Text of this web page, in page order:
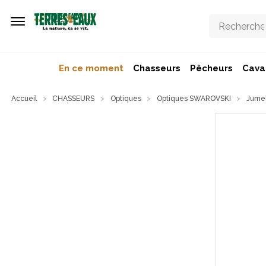
En ce moment Chasseurs Pêcheurs
Accueil CHASSEURS Optiques Optiques SWAROVSKI